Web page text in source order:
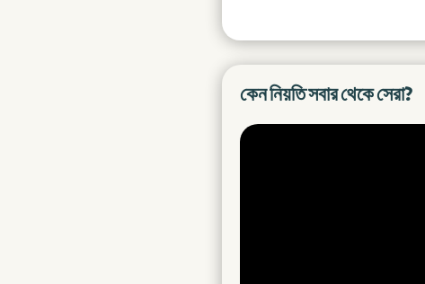
কেন নিয়তি সবার থেকে সেরা?